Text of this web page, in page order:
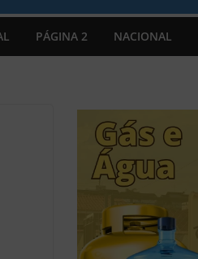
PÁGINA 2 NACIONAL